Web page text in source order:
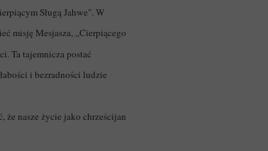
Sługą Jahwe". W
misję Mesjasza, „Cierpiącego
Ta tajemnicza postać
i bezradności ludzie
że nasze życie jako chrześcijan